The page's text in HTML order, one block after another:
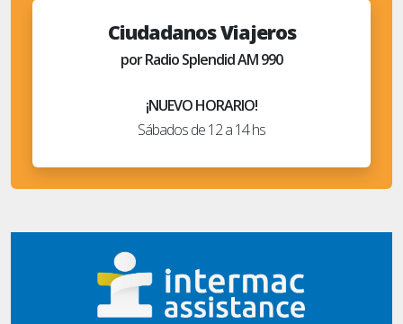
Ciudadanos Viajeros
por Radio Splendid AM 990
¡NUEVO HORARIO!
Sábados de 12 a 14 hs